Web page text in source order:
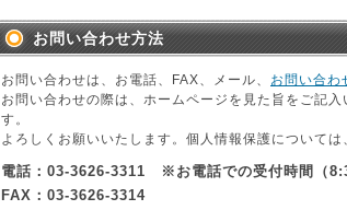
お問い合わせ方法
お問い合わせは、お電話、FAX、メール、 お問い合わ
お問い合わせの際は、ホームページを見た旨をご記
す。
よろしくお願いいたします。個人情報保護については
電話：03-3626-3311 ※お電話での受付時間（
FAX：03-3626-3314